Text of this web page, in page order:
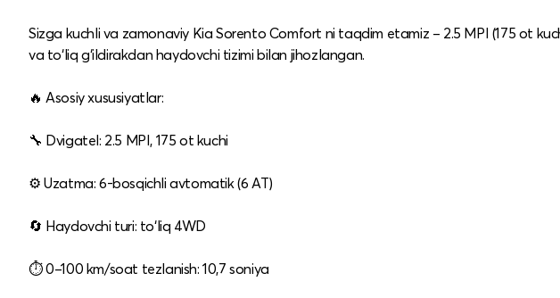
Sizga kuchli va zamonaviy Kia Sorento Comfort ni taqdim etamiz – 2.5 MPI (175 ot
va to‘liq g‘ildirakdan haydovchi tizimi bilan jihozlangan.
🔥 Asosiy xususiyatlar:
🔧 Dvigatel: 2.5 MPI, 175 ot kuchi
⚙️ Uzatma: 6‑bosqichli avtomatik (6 AT)
🔄 Haydovchi turi: to‘liq 4WD
⏱️ 0–100 km/soat tezlanish: 10,7 soniya